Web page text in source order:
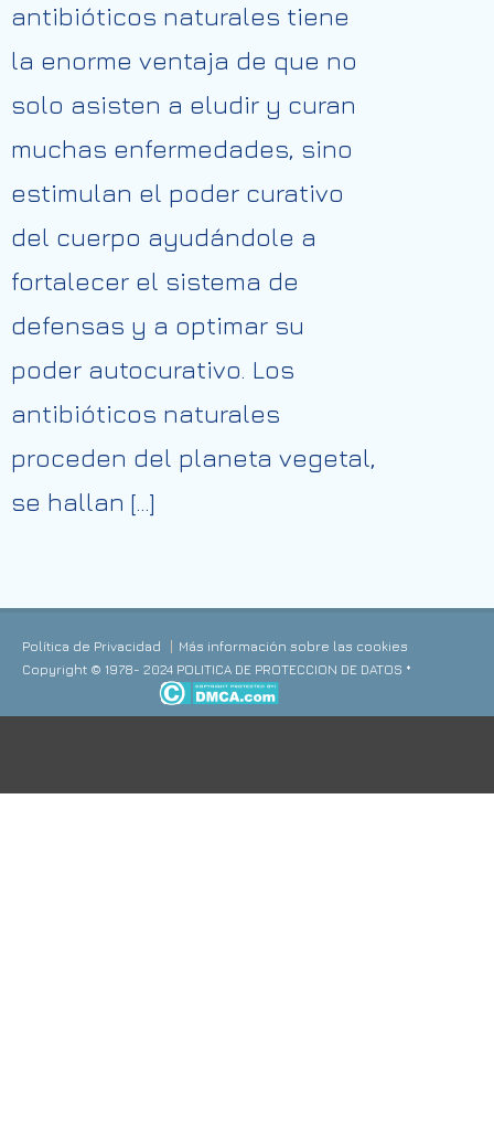
antibióticos naturales tiene
la enorme ventaja de que no
solo asisten a eludir y curan
muchas enfermedades, sino
estimulan el poder curativo
del cuerpo ayudándole a
fortalecer el sistema de
defensas y a optimar su
poder autocurativo. Los
antibióticos naturales
proceden del planeta vegetal,
se hallan […]
Política de Privacidad
Más información sobre las cookies
Copyright © 1978- 2024 POLITICA DE PROTECCION DE DATOS *